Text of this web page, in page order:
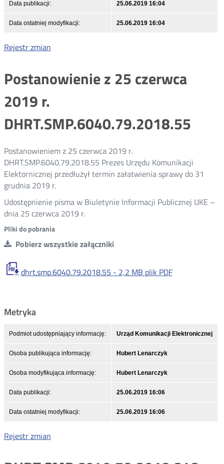
Data publikacji: 25.06.2019 16:04
Data ostatniej modyfikacji: 25.06.2019 16:04
Rejestr zmian
Postanowienie z 25 czerwca
2019 r.
DHRT.SMP.6040.79.2018.55
Postanowieniem z 25 czerwca 2019 r.
DHRT.SMP.6040.79.2018.55 Prezes Urzędu Komunikacji
Elektornicznej przedłużył termin załatwienia sprawy do 31
grudnia 2019 r.
Udostępnienie pisma w Biuletynie Informacji Publicznej UKE –
dnia 25 czerwca 2019 r.
Pliki do pobrania
Pobierz wszystkie załączniki
dhrt.smp.6040.79.2018.55 - 2,2 MB plik PDF
Metryka
Podmiot udostępniający informację: Urząd Komunikacji Elektronicznej
Osoba publikująca informację: Hubert Lenarczyk
Osoba modyfikująca informację: Hubert Lenarczyk
Data publikacji: 25.06.2019 16:06
Data ostatniej modyfikacji: 25.06.2019 16:06
Rejestr zmian